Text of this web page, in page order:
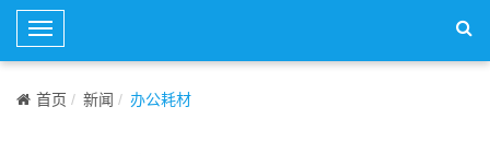
T
o
g
首页 新闻 办公耗材